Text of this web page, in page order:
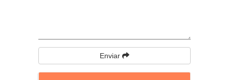
Enviar